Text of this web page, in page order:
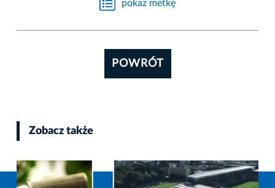
pokaż metkę
POWRÓT
Zobacz także